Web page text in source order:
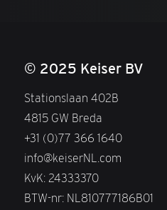
© 2025 Keiser BV
Stationslaan 402B
4815 GW Breda
+31 (0)77 366 1640
info@keiserNL.com
KvK: 24333370
BTW-nr: NL810777186B01